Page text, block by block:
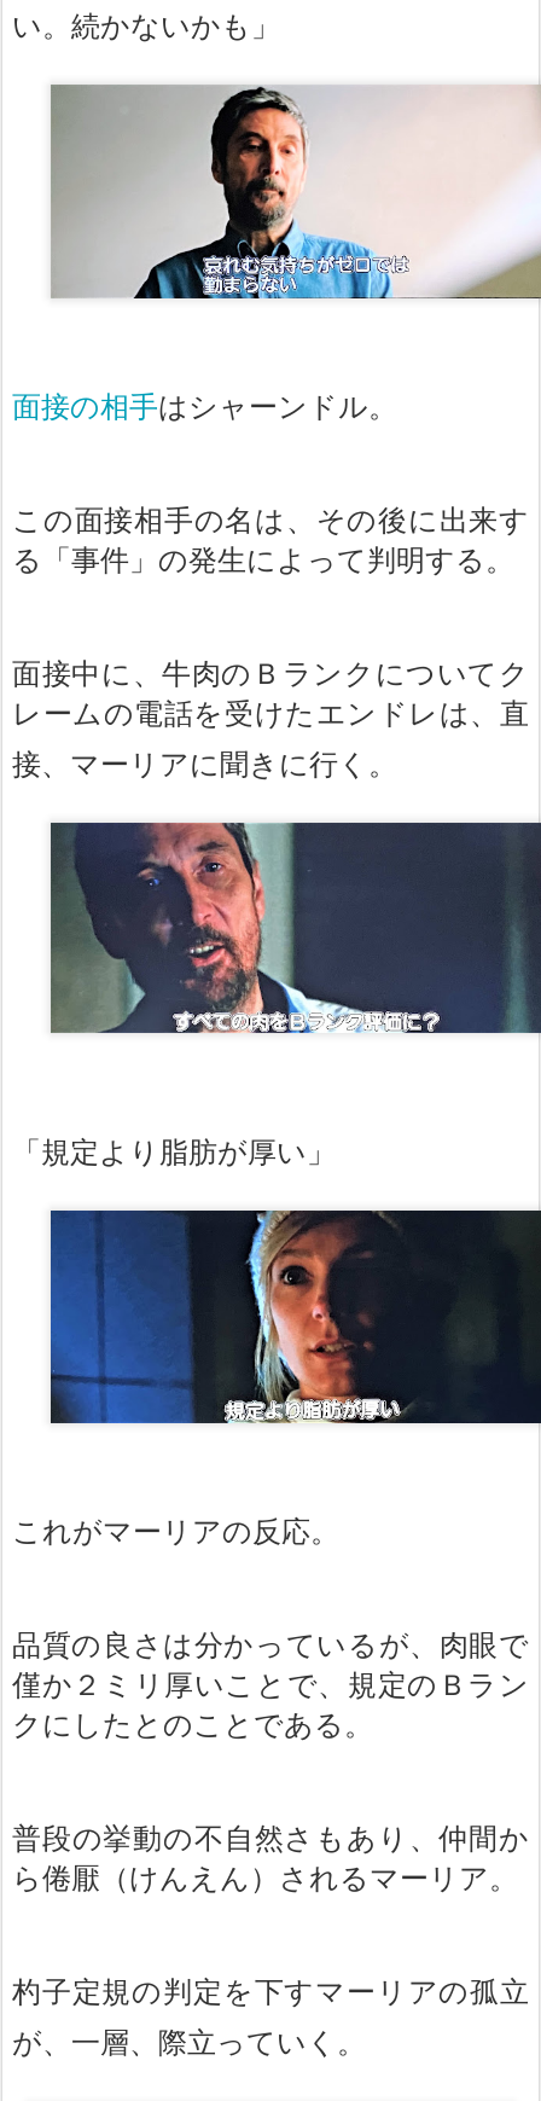
い。続かないかも」
面接の相手はシャーンドル。
この面接相手の名は、その後に出来す
る「事件」の発生によって判明する。
面接中に、牛肉のＢランクについてク
レームの電話を受けたエンドレは、直
接、マーリアに聞きに行く。
「規定より脂肪が厚い」
これがマーリアの反応。
品質の良さは分かっているが、肉眼で
僅か２ミリ厚いことで、規定のＢラン
クにしたとのことである。
普段の挙動の不自然さもあり、仲間か
ら倦厭（けんえん）されるマーリア。
杓子定規の判定を下すマーリアの孤立
が、一層、際立っていく。